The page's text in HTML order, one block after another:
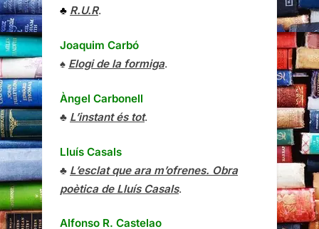
♣ R.U.R.
Joaquim Carbó
♠ Elogi de la formiga.
Àngel Carbonell
♣ L’instant és tot.
Lluís Casals
♣ L’esclat que ara m’ofrenes. Obra
poètica de Lluís Casals.
Alfonso R. Castelao